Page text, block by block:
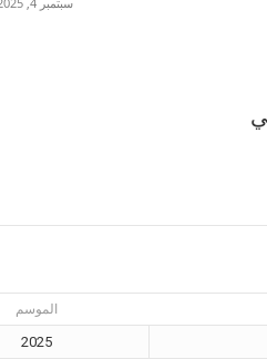
الموسم
2025